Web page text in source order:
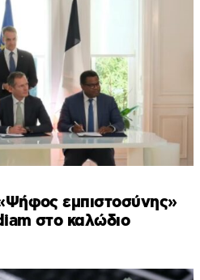
εμπιστοσύνης»
στο καλώδιο